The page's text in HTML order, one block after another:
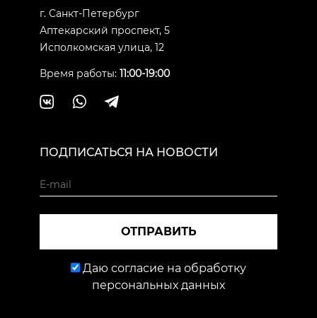
г. Санкт-Петербург
Аптекарский проспект, 5
Исполкомская улица, 12
Время работы: 11:00-19:00
ПОДПИСАТЬСЯ НА НОВОСТИ
ОТПРАВИТЬ
Даю согласие на обработку
персональных данных